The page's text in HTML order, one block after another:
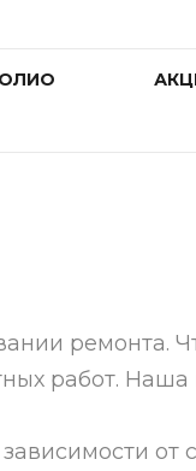
ремонта.
работ.
от